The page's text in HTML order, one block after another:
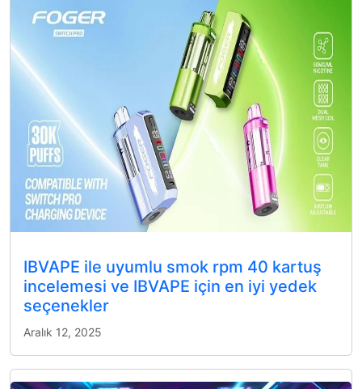
IBVAPE ile uyumlu smok rpm 40 kartuş
incelemesi ve IBVAPE için en iyi yedek
seçenekler
Aralık 12, 2025